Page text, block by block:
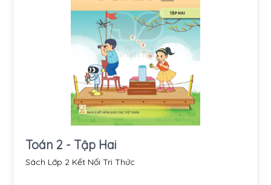
Toán 2 - Tập Hai
Sách Lớp 2 Kết Nối Tri Thức